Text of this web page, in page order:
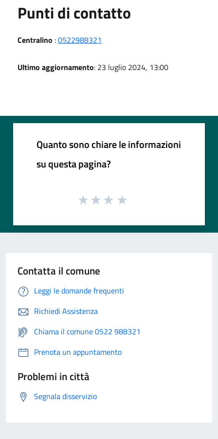
Punti di contatto
Centralino :0522988321
Ultimo aggiornamento: 23 luglio 2024, 13:00
Quanto sono chiare le informazioni
su questa pagina?
Contatta il comune
Leggi le domande frequenti
Richiedi Assistenza
Chiama il comune 0522 988321
Prenota un appuntamento
Problemi in città
Segnala disservizio